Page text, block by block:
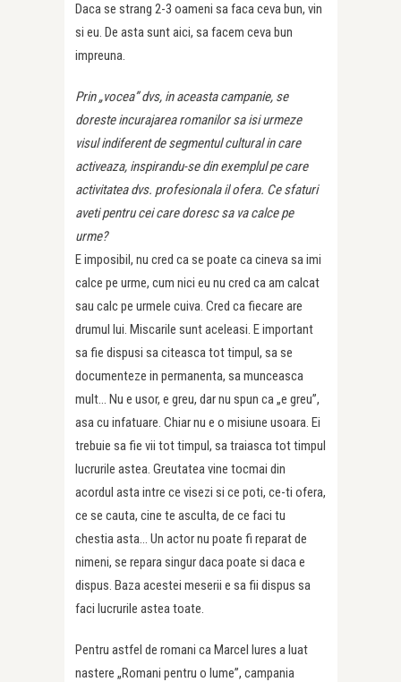
Daca se strang 2-3 oameni sa faca ceva bun, vin
si eu. De asta sunt aici, sa facem ceva bun
impreuna.
Prin „vocea” dvs, in aceasta campanie, se
doreste incurajarea romanilor sa isi urmeze
visul indiferent de segmentul cultural in care
activeaza, inspirandu-se din exemplul pe care
activitatea dvs. profesionala il ofera. Ce sfaturi
aveti pentru cei care doresc sa va calce pe
urme?
E imposibil, nu cred ca se poate ca cineva sa imi
calce pe urme, cum nici eu nu cred ca am calcat
sau calc pe urmele cuiva. Cred ca fiecare are
drumul lui. Miscarile sunt aceleasi. E important
sa fie dispusi sa citeasca tot timpul, sa se
documenteze in permanenta, sa munceasca
mult… Nu e usor, e greu, dar nu spun ca „e greu”,
asa cu infatuare. Chiar nu e o misiune usoara. Ei
trebuie sa fie vii tot timpul, sa traiasca tot timpul
lucrurile astea. Greutatea vine tocmai din
acordul asta intre ce visezi si ce poti, ce-ti ofera,
ce se cauta, cine te asculta, de ce faci tu
chestia asta… Un actor nu poate fi reparat de
nimeni, se repara singur daca poate si daca e
dispus. Baza acestei meserii e sa fii dispus sa
faci lucrurile astea toate.
Pentru astfel de romani ca Marcel Iures a luat
nastere „Romani pentru o lume”, campania